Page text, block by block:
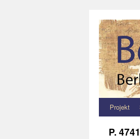
ZumProjekt
P.